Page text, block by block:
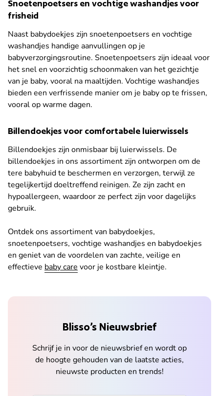
Snoetenpoetsers en vochtige washandjes voor
frisheid
Naast babydoekjes zijn snoetenpoetsers en vochtige
washandjes handige aanvullingen op je
babyverzorgingsroutine. Snoetenpoetsers zijn ideaal voor
het snel en voorzichtig schoonmaken van het gezichtje
van je baby, vooral na maaltijden. Vochtige washandjes
bieden een verfrissende manier om je baby op te frissen,
vooral op warme dagen.
Billendoekjes voor comfortabele luierwissels
Billendoekjes zijn onmisbaar bij luierwissels. De
billendoekjes in ons assortiment zijn ontworpen om de
tere babyhuid te beschermen en verzorgen, terwijl ze
tegelijkertijd doeltreffend reinigen. Ze zijn zacht en
hypoallergeen, waardoor ze perfect zijn voor dagelijks
gebruik.
Ontdek ons assortiment van babydoekjes,
snoetenpoetsers, vochtige washandjes en babydoekjes
en geniet van de voordelen van zachte, veilige en
effectieve baby care voor je kostbare kleintje.
Blisso’s Nieuwsbrief
Schrijf je in voor de nieuwsbrief en wordt op
de hoogte gehouden van de laatste acties,
nieuwste producten en trends!